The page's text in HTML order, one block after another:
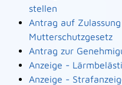
stellen
Antrag auf
Mutterschutzgesetz
Antrag zur
Anzeige -
Anzeige -